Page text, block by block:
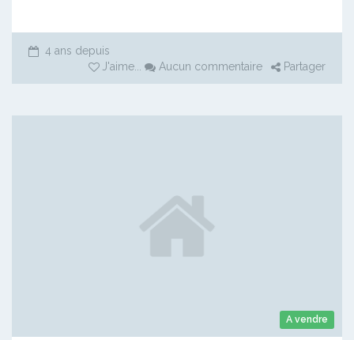
4 ans depuis
J'aime ... Aucun commentaire Partager
A vendre